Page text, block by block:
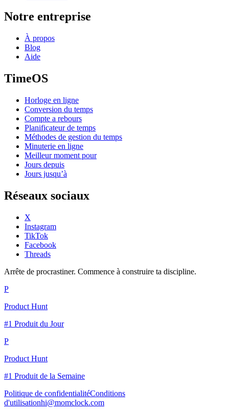
Notre entreprise
À propos
Blog
Aide
TimeOS
Horloge en ligne
Conversion du temps
Compte a rebours
Planificateur de temps
Méthodes de gestion du temps
Minuterie en ligne
Meilleur moment pour
Jours depuis
Jours jusqu’à
Réseaux sociaux
X
Instagram
TikTok
Facebook
Threads
Arrête de procrastiner. Commence à construire ta discipline.
P
Product Hunt
#1 Produit du Jour
P
Product Hunt
#1 Produit de la Semaine
Politique de confidentialitéConditions
d'utilisationhi@momclock.com